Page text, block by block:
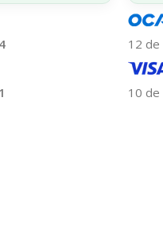
12 de
10 de